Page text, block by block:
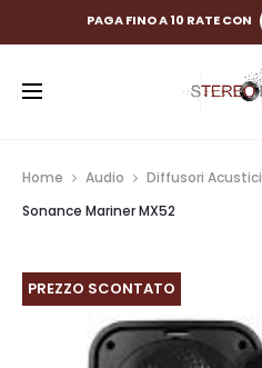
PAGA FINO A 10 RATE CON
Home Audio Diffusori Acustici
Sonance Mariner MX52
PREZZO SCONTATO